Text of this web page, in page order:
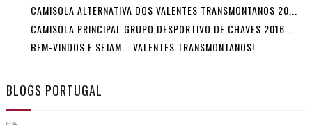
CAMISOLA ALTERNATIVA DOS VALENTES TRANSMONTANOS 20...
CAMISOLA PRINCIPAL GRUPO DESPORTIVO DE CHAVES 2016...
BEM-VINDOS E SEJAM... VALENTES TRANSMONTANOS!
BLOGS PORTUGAL